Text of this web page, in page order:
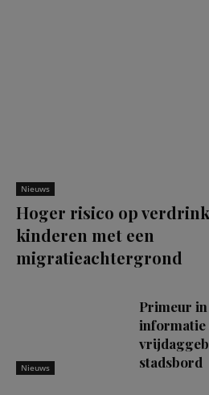
Nieuws
Hoger risico op
kinderen met een
migratieachtergrond
Nieuws
Primeur
informatie
stadsbord